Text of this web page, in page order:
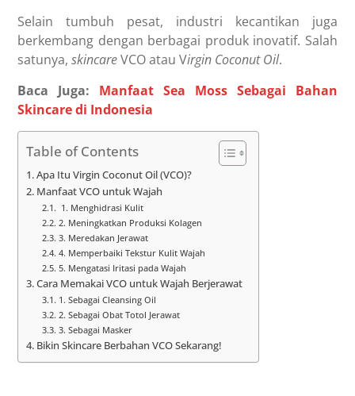
Selain tumbuh pesat, industri kecantikan juga
berkembang dengan berbagai produk inovatif. Salah
satunya,skincareVCO atau Virgin Coconut Oil.
Baca Juga: Manfaat Sea Moss Sebagai Bahan
Skincare di Indonesia
Table of Contents
Apa Itu Virgin Coconut Oil (VCO)?
Manfaat VCO untuk Wajah
1. Menghidrasi Kulit
2. Meningkatkan Produksi Kolagen
3. Meredakan Jerawat
4. Memperbaiki Tekstur Kulit Wajah
5. Mengatasi Iritasi pada Wajah
Cara Memakai VCO untuk Wajah Berjerawat
1. Sebagai Cleansing Oil
2. Sebagai Obat Totol Jerawat
3. Sebagai Masker
Bikin Skincare Berbahan VCO Sekarang!